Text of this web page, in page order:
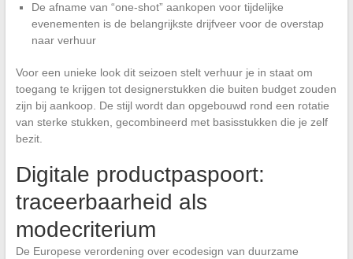
De afname van “one-shot” aankopen voor tijdelijke
evenementen is de belangrijkste drijfveer voor de overstap
naar verhuur
Voor een unieke look dit seizoen stelt verhuur je in staat om
toegang te krijgen tot designerstukken die buiten budget zouden
zijn bij aankoop. De stijl wordt dan opgebouwd rond een rotatie
van sterke stukken, gecombineerd met basisstukken die je zelf
bezit.
Digitale productpaspoort:
traceerbaarheid als
modecriterium
De Europese verordening over ecodesign van duurzame